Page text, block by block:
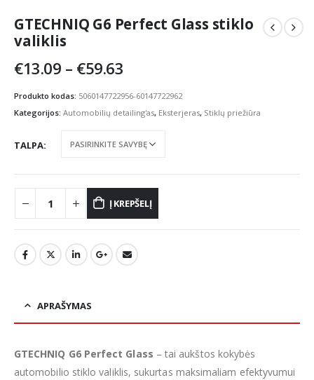
GTECHNIQ G6 Perfect Glass stiklo
valiklis
€13.09 – €59.63
€13.09
through
Produkto kodas: 5060147722956-60147722962
Kategorijos: Automobilių detailing'as, Eksterjeras, Stiklų priežiūra
TALPA
Į KREPŠELĮ
APRAŠYMAS
GTECHNIQ G6 Perfect Glass – tai aukštos kokybės
automobilio stiklo valiklis, sukurtas maksimaliam efektyvumui